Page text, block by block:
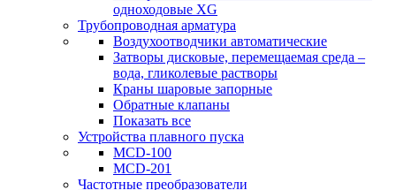
одноходовые ХG
Трубопроводная арматура
Воздухоотводчики автоматические
Затворы дисковые, перемещаемая среда –
вода, гликолевые растворы
Краны шаровые запорные
Обратные клапаны
Показать все
Устройства плавного пуска
MCD-100
MCD-201
Частотные преобразователи